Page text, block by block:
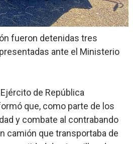
y Obispado de la Provincia
ganadores de Premios
sindicales de las Américas se
17 posiciones en los mil
fueron detenidas tres
ante el Ministerio
de República
que, como parte de los
y combate al contrabando
camión que transportaba de